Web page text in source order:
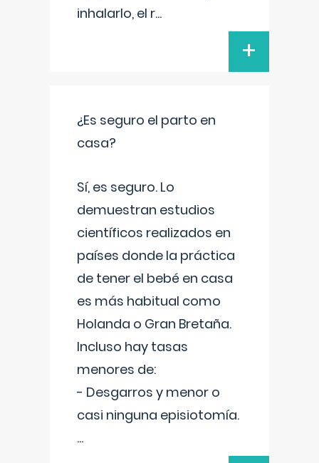
inhalarlo, el r...
+
¿Es seguro el parto en
casa?
Sí, es seguro. Lo
demuestran estudios
científicos realizados en
países donde la práctica
de tener el bebé en casa
es más habitual como
Holanda o Gran Bretaña.
Incluso hay tasas
menores de:
- Desgarros y menor o
casi ninguna episiotomía.
...